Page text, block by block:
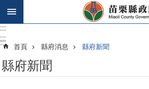
跳到主要內容區塊
:::
:::
::: 首頁 縣府消息 縣府新聞
縣府新聞